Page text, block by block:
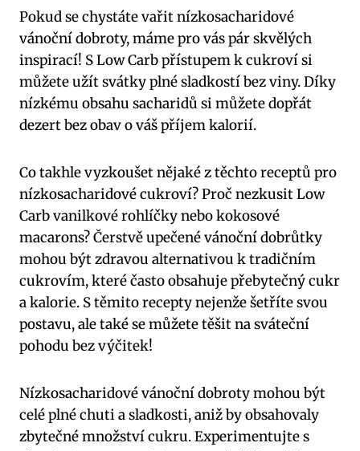
Pokud se⁢ chystáte vařit nízkosacharidové‍
vánoční dobroty, ⁤máme ‌pro ⁤vás pár skvělých
inspirací! ⁢S‍ Low Carb ⁤přístupem⁤ k cukroví si
můžete⁣ užít svátky plné sladkostí ‌bez viny. Díky
nízkému obsahu ⁤sacharidů si můžete‌ dopřát
dezert⁤ bez obav o váš příjem ⁣kalorií.
Co takhle vyzkoušet nějaké z těchto receptů pro
nízkosacharidové⁢ cukroví? Proč nezkusit Low
Carb⁤ vanilkové rohlíčky nebo kokosové
macarons? Čerstvě upečené vánoční dobrůtky
mohou být zdravou alternativou k tradičním
cukrovím, které často⁢ obsahuje přebytečný cukr
a kalorie. S těmito recepty ⁢nejenže ⁤šetříte svou
postavu, ale také se ⁣můžete těšit ⁢na sváteční
pohodu ‍bez výčitek!⁤
Nízkosacharidové ⁤vánoční dobroty mohou‍ být
celé plné chuti a sladkosti, aniž by obsahovaly
zbytečné množství cukru. Experimentujte s